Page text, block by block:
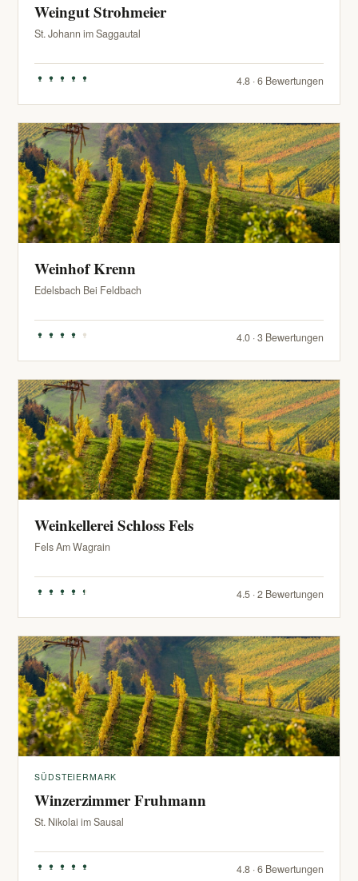
Weingut Strohmeier
St. Johann im Saggautal
4.8 · 6 Bewertungen
Weinhof Krenn
Edelsbach Bei Feldbach
4.0 · 3 Bewertungen
Weinkellerei Schloss Fels
Fels Am Wagrain
4.5 · 2 Bewertungen
SÜDSTEIERMARK
Winzerzimmer Fruhmann
St. Nikolai im Sausal
4.8 · 6 Bewertungen